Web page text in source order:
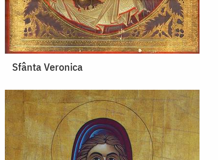
Sfânta Veronica